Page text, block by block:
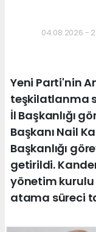
04.08.2026 -
Yeni Parti'nin
teşkilatlanma
İl Başkanlığı
Başkanı Nail
Başkanlığı
getirildi.
yönetim
atama süreci